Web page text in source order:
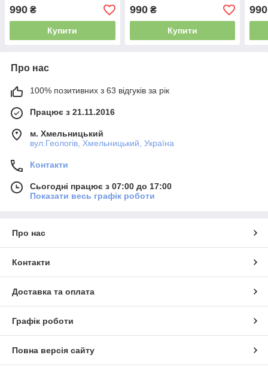
990 ₴
Купити
990₴
Купити
990
Про нас
100% позитивних з 63 відгуків за рік
Працює з 21.11.2016
м. Хмельницький
вул.Геологів, Хмельницький, Україна
Контакти
Сьогодні працює з 07:00 до 17:00
Показати весь графік роботи
Про нас
Контакти
Доставка та оплата
Графік роботи
Повна версія сайту